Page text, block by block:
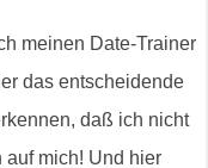
meinen Date-Trainer
das entscheidende
daß ich nicht
auf mich! Und hier